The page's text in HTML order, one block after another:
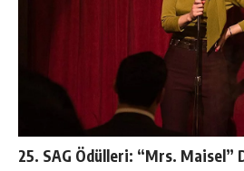
25. SAG Ödülleri: “Mrs. Maisel”